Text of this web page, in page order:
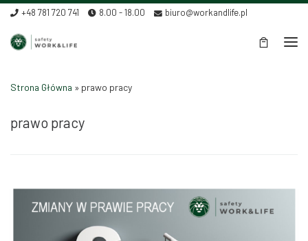
Skip to content
+48 781 720 741 8.00 - 18.00 biuro@workandlife.pl
Strona Główna » prawo pracy
prawo pracy